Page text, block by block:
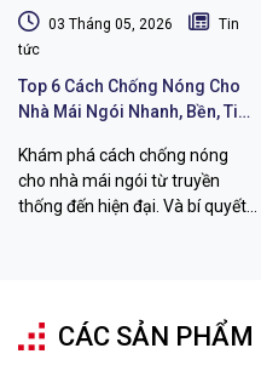
03 Tháng 05, 2026
Tin
tức
Top 6 Cách Chống Nóng Cho
Nhà Mái Ngói Nhanh, Bền, Tiết
Khám phá cách chống nóng
cho nhà mái ngói từ truyền
thống đến hiện đại. Và bí quyết
CÁC SẢN PHẨM